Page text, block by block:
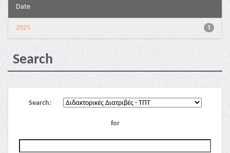
Date
1
2025
Search
Search:
for